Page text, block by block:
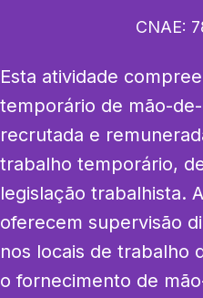
CNAE:
Esta atividade
temporário de mão-
recrutada e
trabalho temporário,
legislação trabalhista.
oferecem supervisão
nos locais de trabalho
o fornecimento de